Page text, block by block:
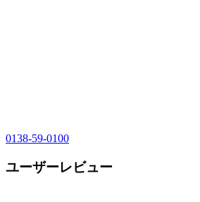
0138-59-0100
ユーザーレビュー